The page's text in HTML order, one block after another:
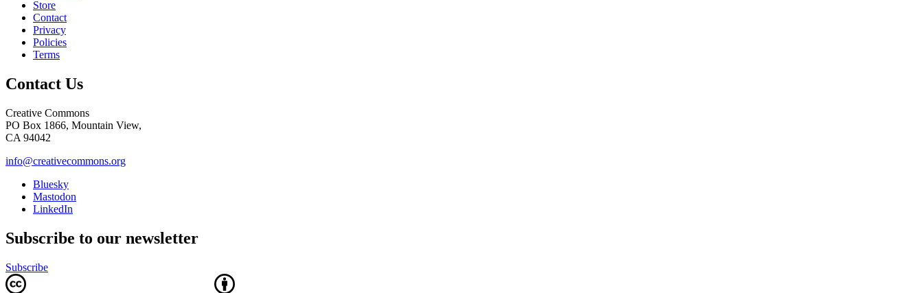
Store
Contact
Privacy
Policies
Terms
Contact Us
Creative Commons
PO Box 1866, Mountain View,
CA 94042
info@creativecommons.org
Bluesky
Mastodon
LinkedIn
Subscribe to our newsletter
Subscribe